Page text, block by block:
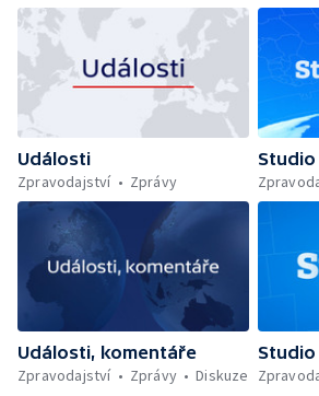
Události
Zpravodajství
Zprávy
Studio
Události, komentáře
Zpravodajství
Zprávy Diskuze
Studio